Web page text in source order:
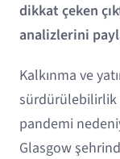
dikkat çeken
analizlerini
Kalkınma ve
sürdürülebilirlik
pandemi
Glasgow